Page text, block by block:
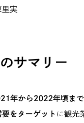
里実
サマリー
年から2022年頃ま
要をターゲット に観光